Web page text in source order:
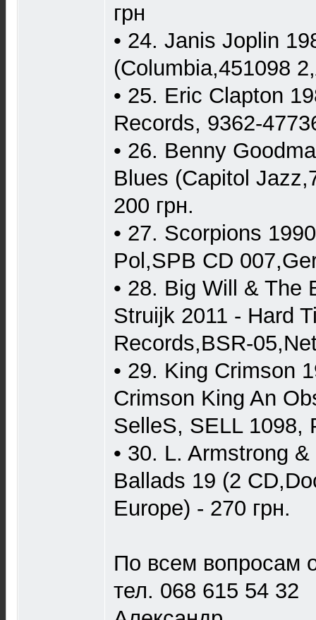
грн
• 24. Janis Joplin
(Columbia,451098
• 25. Eric Clapton
Records, 9362-
• 26. Benny
Blues (Capitol
200 грн.
• 27. Scorpions
Pol,SPB CD
• 28. Big Will & The
Struijk 2011 - Hard
Records,BSR-
• 29. King Crimson
Crimson King An
SelleS, SELL 1098,
• 30. L. Armstrong
Ballads 19 (2
Europe) - 270 грн.
По всем вопросам
тел. 068 615 54 32